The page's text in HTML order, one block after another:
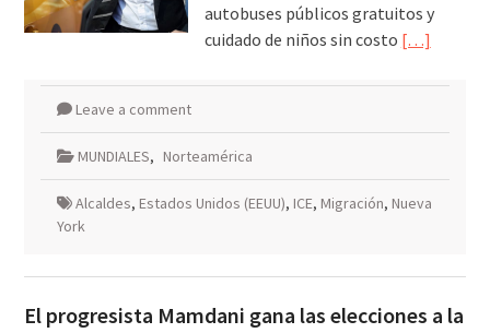
autobuses públicos gratuitos y
cuidado de niños sin costo […]
Leave a comment
MUNDIALES, Norteamérica
Alcaldes, Estados Unidos (EEUU), ICE, Migración, Nueva
York
El progresista Mamdani gana las elecciones a la